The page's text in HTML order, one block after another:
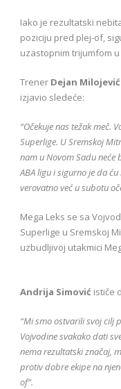
Iako je rezultatski
poziciju pred plej-of,
uzastopnim trijumfom
Trener Dejan Milojević
izjavio sledeće:
“Očekuje nas težak meč.
Superlige. U Sremskoj
nam u Novom Sadu
ABA ligu i sigurno je da
verovatno već u subotu
Mega Leks se sa
Superlige u Sremskoj
uzbudljivoj utakmici
Andrija Simović ističe
“Mi smo ostvarili svoj cilj
Vojvodine svakako dati
nema rezultatski značaj,
protiv dobre ekipe na
of”.